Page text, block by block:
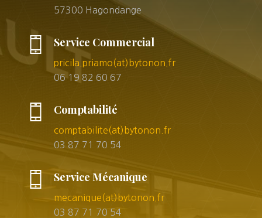
57300 Hagondange
Service Commercial
pricila.priamo(at)bytonon.fr
06 19 82 60 67
Comptabilité
comptabilite(at)bytonon.fr
03 87 71 70 54
Service Mécanique
mecanique(at)bytonon.fr
03 87 71 70 54